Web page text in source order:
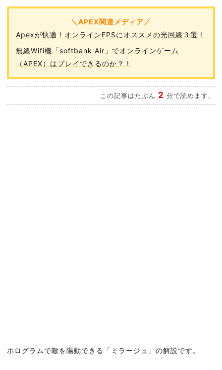
＼APEX関連メディア／
Apexが快適！オンラインFPSにオススメの光回線３選！
無線Wifi機「softbank Air」でオンラインゲーム
（APEX）はプレイできるのか？！
この記事はたぶん 2 分で読めます。
ホログラムで敵を陽動できる「ミラージュ」の解説です。